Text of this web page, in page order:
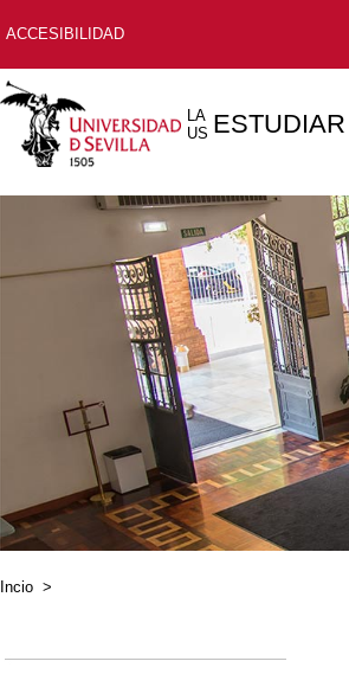
ACCESIBILIDAD
LA
US ESTUDIAR
Incio >